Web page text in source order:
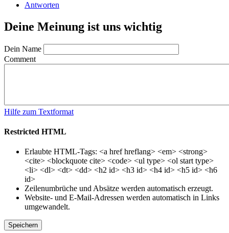
Antworten
Deine Meinung ist uns wichtig
Dein Name
Comment
Hilfe zum Textformat
Restricted HTML
Erlaubte HTML-Tags: <a href hreflang> <em> <strong>
<cite> <blockquote cite> <code> <ul type> <ol start type>
<li> <dl> <dt> <dd> <h2 id> <h3 id> <h4 id> <h5 id> <h6
id>
Zeilenumbrüche und Absätze werden automatisch erzeugt.
Website- und E-Mail-Adressen werden automatisch in Links
umgewandelt.